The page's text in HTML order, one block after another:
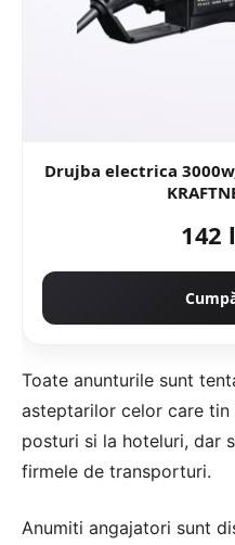
Drujba electrica
142
Toate anunturile sunt
asteptarilor celor care
posturi si la hoteluri, dar
firmele de transporturi.
Anumiti angajatori sunt